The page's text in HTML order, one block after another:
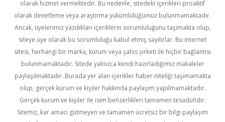
olarak hizmet vermektedir. Bu nedenle, sitedeki içerikleri proaktif
olarak denetleme veya araştırma yükümlülüğümüz bulunmamaktadır.
Ancak, üyelerimiz yazdıkları içeriklerin sorumluluğunu taşımakta olup,
siteye üye olarak bu sorumluluğu kabul etmiş sayılırlar. Bu internet
sitesi, herhangi bir marka, kurum veya şahıs şirketi ile hiçbir bağlantısı
bulunmamaktadır. Sitede yalnızca kendi hazırladığımız makaleler
paylaşılmaktadır. Burada yer alan içerikler haber niteliği taşımamakta
olup, gerçek kurum ve kişiler hakkında paylaşım yapılmamaktadır.
Gerçek kurum ve kişiler ile isim benzerlikleri tamamen tesadüfidir.
Sitemiz, kar amacı gütmeyen ve tamamen ücretsiz bir bilgi paylaşım